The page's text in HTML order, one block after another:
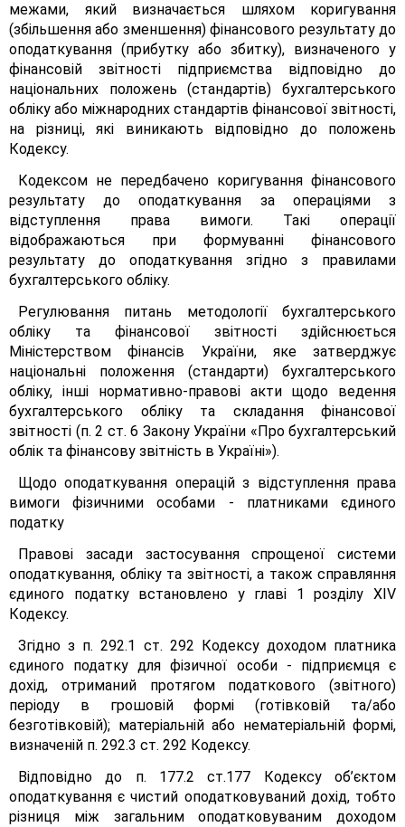
межами, який визначається шляхом коригування
(збільшення або зменшення) фінансового результату до
оподаткування (прибутку або збитку), визначеного у
фінансовій звітності підприємства відповідно до
національних положень (стандартів) бухгалтерського
обліку або міжнародних стандартів фінансової звітності,
на різниці, які виникають відповідно до положень
Кодексу.
Кодексом не передбачено коригування фінансового
результату до оподаткування за операціями з
відступлення права вимоги. Такі операції
відображаються при формуванні фінансового
результату до оподаткування згідно з правилами
бухгалтерського обліку.
Регулювання питань методології бухгалтерського
обліку та фінансової звітності здійснюється
Міністерством фінансів України, яке затверджує
національні положення (стандарти) бухгалтерського
обліку, інші нормативно-правові акти щодо ведення
бухгалтерського обліку та складання фінансової
звітності (п. 2 ст. 6 Закону України «Про бухгалтерський
облік та фінансову звітність в Україні»).
Щодо оподаткування операцій з відступлення права
вимоги фізичними особами - платниками єдиного
податку
Правові засади застосування спрощеної системи
оподаткування, обліку та звітності, а також справляння
єдиного податку встановлено у главі 1 розділу XIV
Кодексу.
Згідно з п. 292.1 ст. 292 Кодексу доходом платника
єдиного податку для фізичної особи - підприємця є
дохід, отриманий протягом податкового (звітного)
періоду в грошовій формі (готівковій та/або
безготівковій); матеріальній або нематеріальній формі,
визначеній п. 292.3 ст. 292 Кодексу.
Відповідно до п. 177.2 ст.177 Кодексу об’єктом
оподаткування є чистий оподатковуваний дохід, тобто
різниця між загальним оподатковуваним доходом